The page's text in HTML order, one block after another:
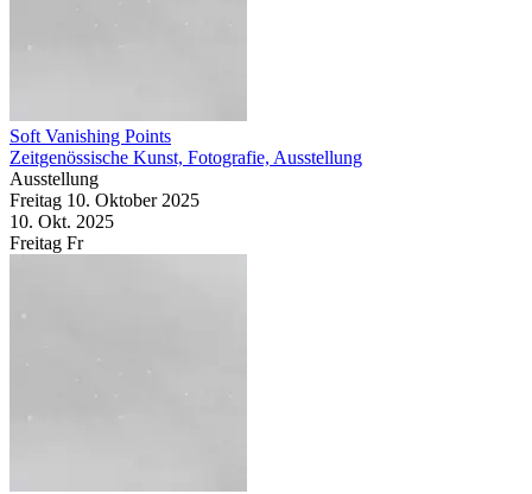
Soft Vanishing Points
Zeitgenössische Kunst, Fotografie, Ausstellung
Ausstellung
Freitag 10. Oktober 2025
10. Okt. 2025
Freitag Fr